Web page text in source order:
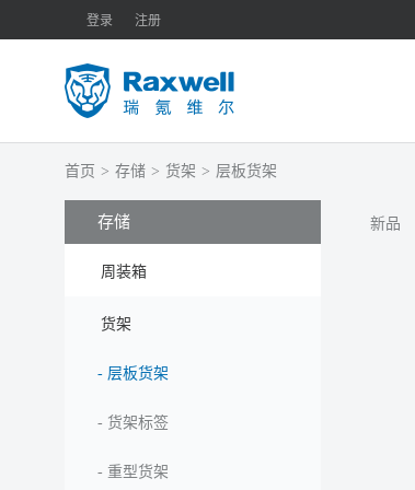
登录 注册
首页 > 存储 > 货架 > 层板货架
存储
周装箱
货架
- 层板货架
- 货架标签
- 重型货架
新品